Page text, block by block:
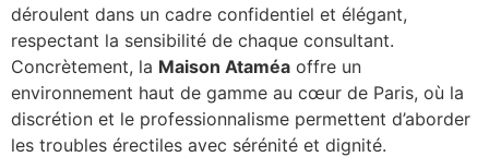
déroulent dans un cadre confidentiel et élégant,
respectant la sensibilité de chaque consultant.
Concrètement, la Maison Ataméa offre un
environnement haut de gamme au cœur de Paris, où la
discrétion et le professionnalisme permettent d’aborder
les troubles érectiles avec sérénité et dignité.